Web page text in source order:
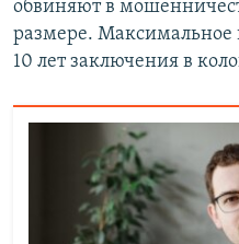
обвиняют в
размере. Максимальное
10 лет заключения в